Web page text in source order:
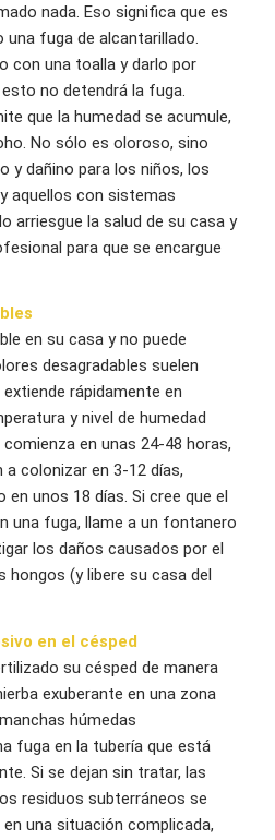
nada. Eso significa que es
una fuga de alcantarillado.
con una toalla y darlo por
no detendrá la fuga.
que la humedad se acumule,
No sólo es oloroso, sino
y dañino para los niños, los
aquellos con sistemas
arriesgue la salud de su casa y
para que se encargue
en su casa y no puede
desagradables suelen
rápidamente en
y nivel de humedad
en unas 24-48 horas,
colonizar en 3-12 días,
en unos 18 días. Si cree que el
una fuga, llame a un fontanero
los daños causados por el
(y libere su casa del
en el césped
su césped de manera
exuberante en una zona
húmedas
fuga en la tubería que está
Si se dejan sin tratar, las
residuos subterráneos se
una situación complicada,